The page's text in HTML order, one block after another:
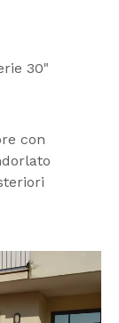
30"
con